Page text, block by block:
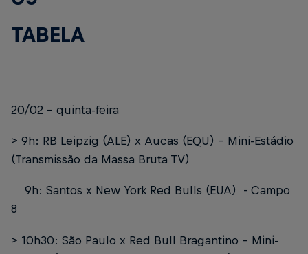
TABELA
20/02 - quinta-feira
> 9h: RB Leipzig (ALE) x Aucas (EQU) - Mini-Estádio
(Transmissão da Massa Bruta TV)
9h: Santos x New York Red Bulls (EUA) - Campo
8
> 10h30: São Paulo x Red Bull Bragantino - Mini-